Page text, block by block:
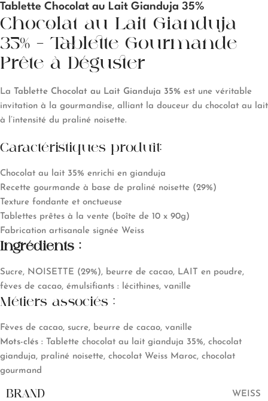
Tablette Chocolat au Lait Gianduja 35%
Chocolat au Lait Gianduja
35% – Tablette Gourmande
Prête à Déguster
La Tablette Chocolat au Lait Gianduja 35% est une véritable
invitation à la gourmandise, alliant la douceur du chocolat au lait
à l’intensité du praliné noisette.
Caractéristiques produit:
Chocolat au lait 35% enrichi en gianduja
Recette gourmande à base de praliné noisette (29%)
Texture fondante et onctueuse
Tablettes prêtes à la vente (boîte de 10 x 90g)
Fabrication artisanale signée Weiss
Ingrédients :
Sucre, NOISETTE (29%), beurre de cacao, LAIT en poudre,
fèves de cacao, émulsifiants : lécithines, vanille
Métiers associés :
Fèves de cacao, sucre, beurre de cacao, vanille
Mots-clés :
Tablette chocolat au lait gianduja 35%, chocolat
gianduja, praliné noisette, chocolat Weiss Maroc, chocolat
gourmand
BRAND WEISS